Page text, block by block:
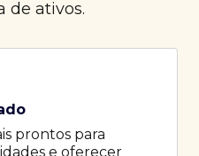
de ativos.
prontos para
e oferecer